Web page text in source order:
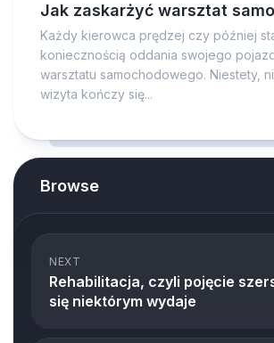
Jak zaskarżyć warsztat
Każdy kierowca prędzej czy później
koniecznością oddania swojego
warsztatu samochodowego. Niestety,
wizyta kończy się...
Browse
NEXT
Rehabilitacja, czyli pojęcie
się niektórym wydaje